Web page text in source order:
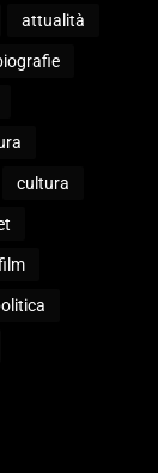
attualità
cultura